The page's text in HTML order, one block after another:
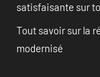
satisfaisante sur
Tout savoir sur la
modernisé